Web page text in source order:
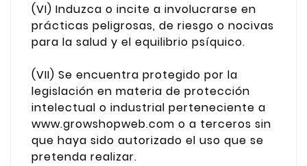
(VI) Induzca o incite a involucrarse en
prácticas peligrosas, de riesgo o nocivas
para la salud y el equilibrio psíquico.
(VII) Se encuentra protegido por la
legislación en materia de protección
intelectual o industrial perteneciente a
www.growshopweb.com o a terceros sin
que haya sido autorizado el uso que se
pretenda realizar.